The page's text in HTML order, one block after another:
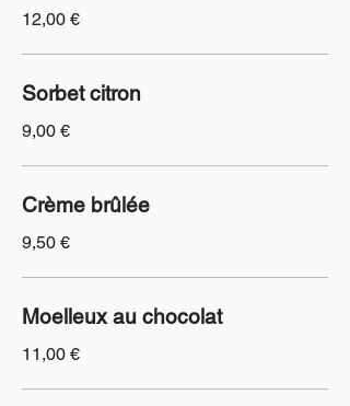
12,00 €
Sorbet citron
9,00 €
Crème brûlée
9,50 €
Moelleux au chocolat
11,00 €